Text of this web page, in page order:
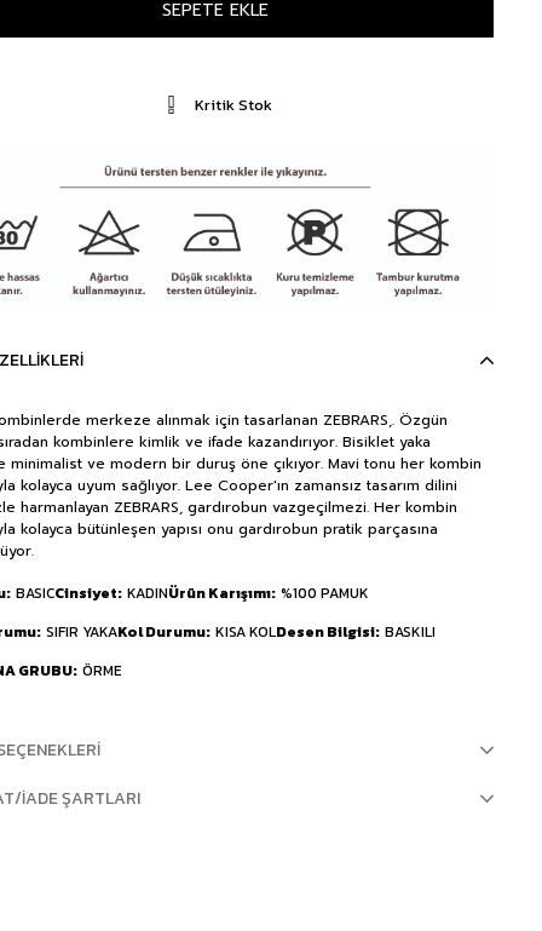
Kritik Stok
merkeze alınmak için tasarlanan ZEBRARS,. Özgün
kombinlere kimlik ve ifade kazandırıyor. Bisiklet yaka
minimalist ve modern bir duruş öne çıkıyor. Mavi tonu her kombin
kolayca uyum sağlıyor. Lee Cooper'ın zamansız tasarım dilini
harmanlayan ZEBRARS, gardırobun vazgeçilmezi. Her kombin
kolayca bütünleşen yapısı onu gardırobun pratik parçasına
BASICCinsiyet KADINÜrün Karışımı %100 PAMUK
SIFIR YAKAKol Durumu KISA KOLDesen Bilgisi BASKILI
GRUBU ÖRME
İADE ŞARTLARI